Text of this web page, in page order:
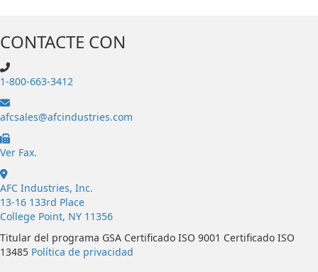
CONTACTE CON
1-800-663-3412
afcsales@afcindustries.com
https://afcindustries.com/contact/#:~:text=Fax
Ver Fax.
AFC Industries, Inc.
13-16 133rd Place
College Point, NY 11356
Titular del programa GSA Certificado ISO 9001 Certificado ISO
13485 Política de privacidad